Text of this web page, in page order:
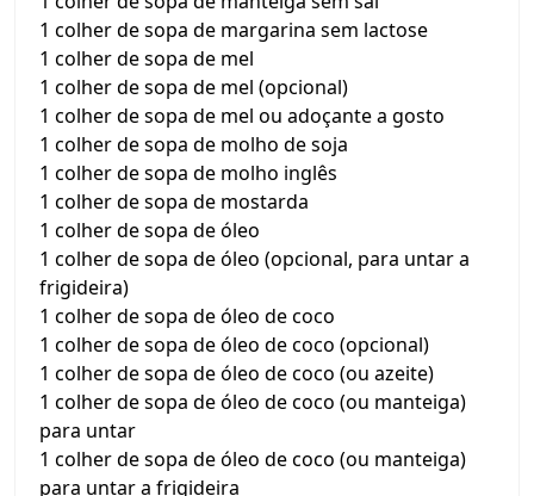
1 colher de sopa de margarina sem lactose
1 colher de sopa de mel
1 colher de sopa de mel (opcional)
1 colher de sopa de mel ou adoçante a gosto
1 colher de sopa de molho de soja
1 colher de sopa de molho inglês
1 colher de sopa de mostarda
1 colher de sopa de óleo
1 colher de sopa de óleo (opcional, para untar a
frigideira)
1 colher de sopa de óleo de coco
1 colher de sopa de óleo de coco (opcional)
1 colher de sopa de óleo de coco (ou azeite)
1 colher de sopa de óleo de coco (ou manteiga)
para untar
1 colher de sopa de óleo de coco (ou manteiga)
para untar a frigideira